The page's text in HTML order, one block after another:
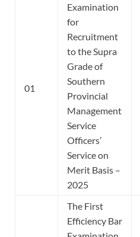
01
Examination
for
Recruitment
to the Supra
Grade of
Southern
Provincial
Management
Service
Officers’
Service on
Merit Basis –
2025
The First
Efficiency Bar